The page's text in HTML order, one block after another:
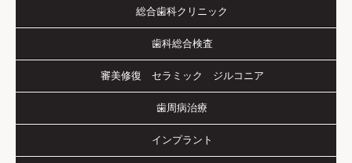
総合歯科クリニック
歯科総合検査
審美修復 セラミック ジルコニア
歯周病治療
インプラント